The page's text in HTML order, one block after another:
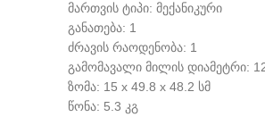
მართვის ტიპი: მექანიკური
განათება: 1
ძრავის რაოდენობა: 1
გამომავალი მილის დიამეტრი:
ზომა: 15 x 49.8 x 48.2 სმ
წონა: 5.3 კგ